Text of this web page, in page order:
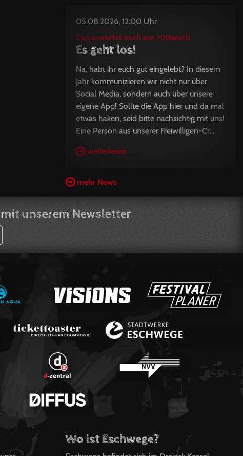
05.08.2026, 12:00 Uhr
Das erwartet euch am Mittwoch
Es geht los!
Na, habt ihr euch gut eingelebt? In diesem
Jahr kommunizieren wir nicht nur über
Social Media, sondern auch über unsere
eigene App! Sollte die App hier und da mal
etwas haken, seid bitte nachsichtig mit uns!
Eine Person aus unserer Freiwilligen-Cr...
weiterlesen
mehr News
unserem Newsletter
Wo ist Eschwege?